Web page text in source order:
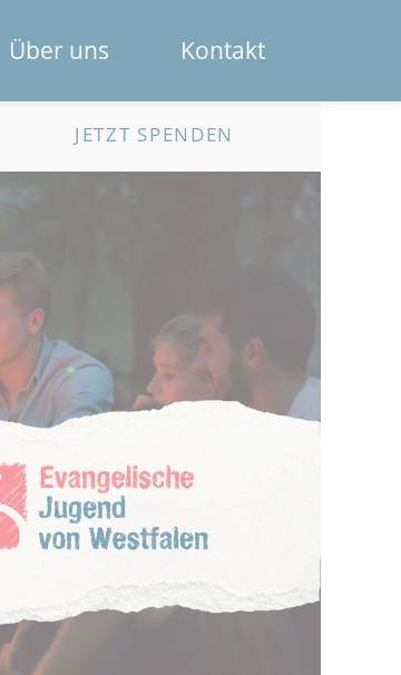
Über uns
Das Spendenportal
Registrierung für Institutionen
Kontakt
Kontakt
JETZT SPENDEN